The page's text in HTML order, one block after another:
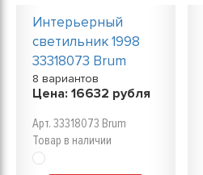
Интерьерный
светильник 1998
33318073 Brum
8 вариантов
Цена: 16632 рубля
Арт. 33318073 Brum
Товар в наличии